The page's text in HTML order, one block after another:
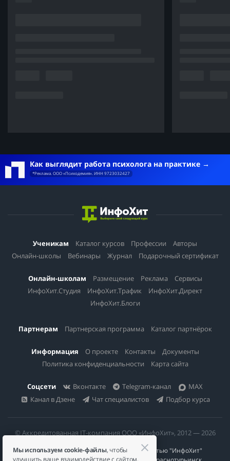
комфортным.
Вывод:
Уже сейчас у меня есть собственные небольшие проекты, а
впереди — создание полноценной мобильной 2D-игры. Если
раздумывайте — Skillfactory поможет воплотить мечту в
Как выглядит работа психолога на практике
*Реклама. ООО «Психодемия». ИНН 9723032427
Ученикам Каталог курсов Профессии
Авторы
Онлайн-школы
Вебинары Журнал Подарочный сертификат
Онлайн-школам Размещение Реклама
Сервисы
ИнфоХит.Студия
ИнфоХит.Трафик
ИнфоХит.Директ
ИнфоХит.Блоги
Партнерам Партнерская программа Каталог партнёрок
Информация О проекте Контакты
Документы
Политика конфиденциальности
Карта сайта
Соцсети Вконтакте Telegram-канал
MAX
Канал в Дзене
Чат специалистов Подбор курса
© Аккредитованная IT-компания ООО «ИнфоХит», 2012 — 2026
Общество с ограниченной ответственностью "ИнфоХит"
Мы используем cookie-файлы, чтобы
улучшить ваше взаимодействие с сайтом.